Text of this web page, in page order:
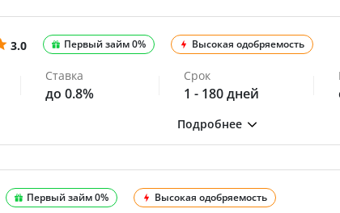
3.0 Первый займ 0% Высокая одобряемость
Ставка
до 0.8%
Срок
1 - 180 дней
Первый займ 0% Высокая одобряемость